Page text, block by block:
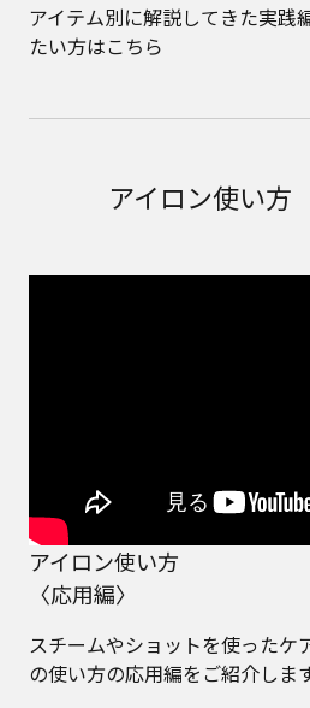
アイテム別に解説してきた実践
たい方はこちら
アイロン使い方
アイロン使い方
〈応用編〉
スチームやショットを使ったケ
の使い方の応用編をご紹介しま